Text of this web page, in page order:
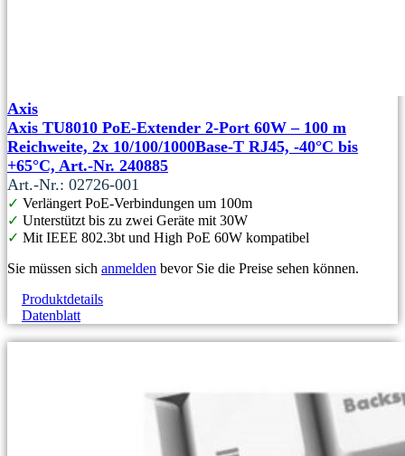
Axis
Axis TU8010 PoE-Extender 2-Port 60W – 100 m
Reichweite, 2x 10/100/1000Base‑T RJ45, -40°C bis
+65°C, Art.-Nr. 240885
Art.-Nr.: 02726-001
✓ Verlängert PoE-Verbindungen um 100m
✓ Unterstützt bis zu zwei Geräte mit 30W
✓ Mit IEEE 802.3bt und High PoE 60W kompatibel
Sie müssen sich anmelden bevor Sie die Preise sehen können.
Produktdetails
Datenblatt